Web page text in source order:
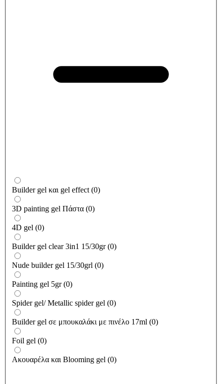
Builder gel και gel effect (0)
3D painting gel Πάστα (0)
4D gel (0)
Builder gel clear 3in1 15/30gr (0)
Nude builder gel 15/30grl (0)
Painting gel 5gr (0)
Spider gel/ Metallic spider gel (0)
Builder gel σε μπουκαλάκι με πινέλο 17ml (0)
Foil gel (0)
Ακουαρέλα και Blooming gel (0)